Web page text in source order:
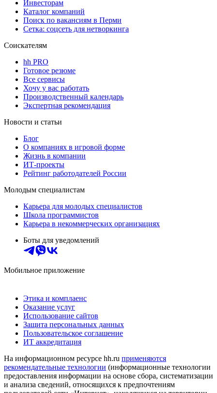
Инвесторам
Каталог компаний
Поиск по вакансиям в Перми
Сетка: соцсеть для нетворкинга
Соискателям
hh PRO
Готовое резюме
Все сервисы
Хочу у вас работать
Производственный календарь
Экспертная рекомендация
Новости и статьи
Блог
О компаниях в игровой форме
Жизнь в компании
ИТ-проекты
Рейтинг работодателей России
Молодым специалистам
Карьера для молодых специалистов
Школа программистов
Карьера в некоммерческих организациях
Боты для уведомлений
Мобильное приложение
Этика и комплаенс
Оказание услуг
Использование сайтов
Защита персональных данных
Пользовательское соглашение
ИТ аккредитация
На информационном ресурсе hh.ru применяются
рекомендательные технологии (информационные технологии
предоставления информации на основе сбора, систематизации
и анализа сведений, относящихся к предпочтениям